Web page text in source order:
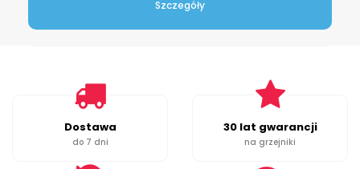
Szczegóły
Dostawa
do 7 dni
30 lat gwarancji
na grzejniki